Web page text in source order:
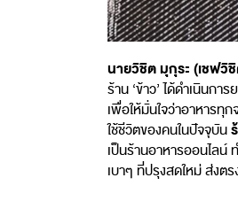
นายวิชิต มุกุระ (เชฟวิ
ร้าน ‘ข้าว’ ได้ดำเนินก
เพื่อให้มั่นใจว่าอาหารทุ
ใช้ชีวิตของคนในปัจจุบัน
เป็นร้านอาหารออนไลน์
เบาๆ ที่ปรุงสดใหม่ ส่ง